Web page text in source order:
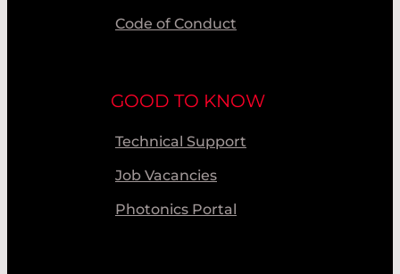
Code of Conduct
GOOD TO KNOW
Technical Support
Job Vacancies
Photonics Portal